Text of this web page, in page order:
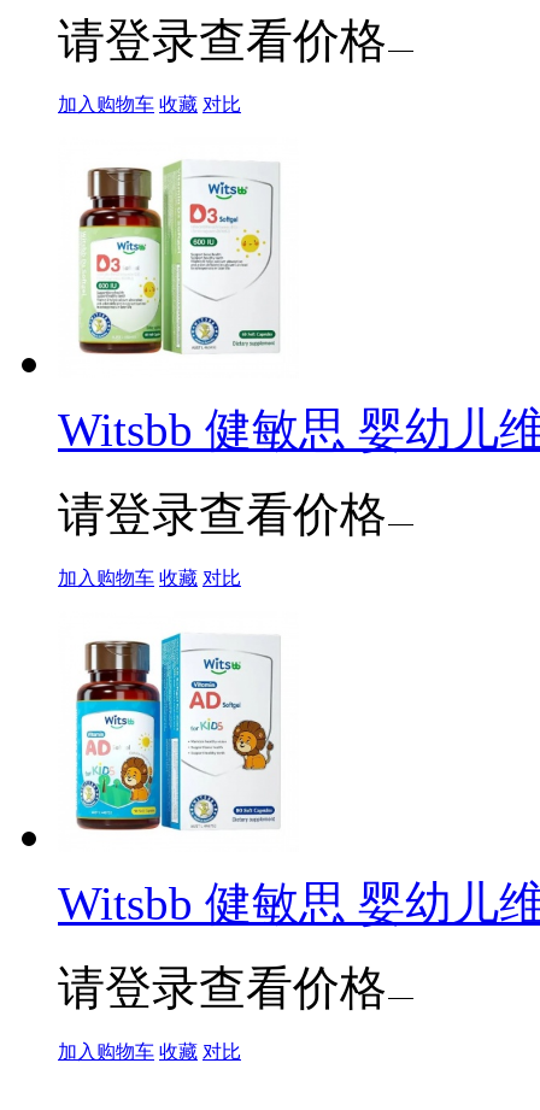
请登录查看价格
加入购物车 收藏 对比
Witsbb 健敏思 婴幼儿
请登录查看价格
加入购物车 收藏 对比
Witsbb 健敏思 婴幼儿
请登录查看价格
加入购物车 收藏 对比